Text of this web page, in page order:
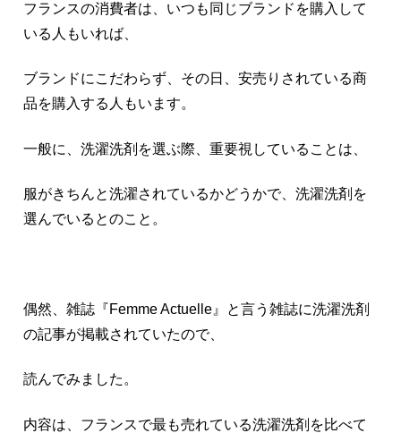
フランスの消費者は、いつも同じブランドを購入して
いる人もいれば、
ブランドにこだわらず、その日、安売りされている商
品を購入する人もいます。
一般に、洗濯洗剤を選ぶ際、重要視していることは、
服がきちんと洗濯されているかどうかで、洗濯洗剤を
選んでいるとのこと。
偶然、雑誌『Femme Actuelle』と言う雑誌に洗濯洗剤
の記事が掲載されていたので、
読んでみました。
内容は、フランスで最も売れている洗濯洗剤を比べて